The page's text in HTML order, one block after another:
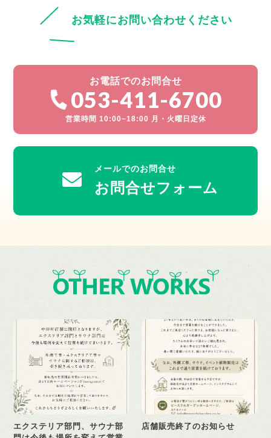
お気軽にお問い合わせください
お電話でのお問合せ
053-411-6700
営業時間 10:00~18:00 月・火曜日定休
メールでのお問合せ
お問合せフォーム
エクステリア部門、サウナ部
店舗販売終了のお知らせ